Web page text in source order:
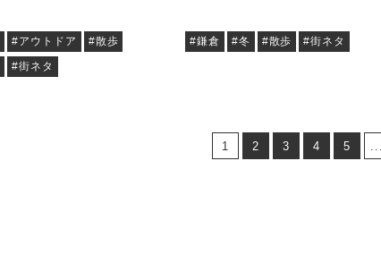
#アウトドア
#散歩
#街ネタ
#鎌倉 #冬 #散歩 #街ネタ
1 2 3 4 5